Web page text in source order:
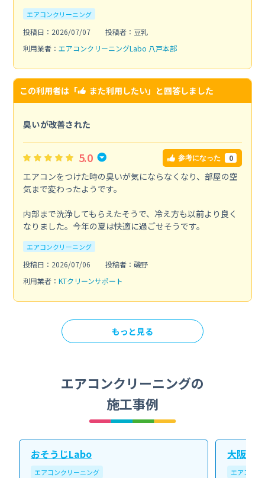
エアコンクリーニング
投稿日：2026/07/07
投稿者：豆乳
利用業者： エアコンクリーニングLabo 八戸本部
この利用者は「 また利用したい」と回答しました
臭いが改善された
5.0 参考になった 0
エアコンをつけた時の臭いが気にならなくなり、部屋の空
気まで変わったようです。
内部まで洗浄してもらえたそうで、冷え方も以前より良く
なりました。今年の夏は快適に過ごせそうです。
エアコンクリーニング
投稿日：2026/07/06
投稿者：磯野
利用業者： KTクリーンサポート
もっと見る
エアコンクリーニングの
施工事例
おそうじLabo
エアコンクリーニング
大阪北
エアコン